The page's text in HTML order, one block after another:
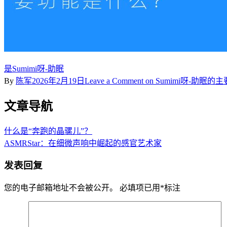
是Sumimi呀-助眠
By 陈军2026年2月19日 Leave a Comment on Sumimi呀-助眠的主
文章导航
什么是“奔跑的晶骡儿”？
ASMRStar：在细微声响中崛起的感官艺术家
发表回复
您的电子邮箱地址不会被公开。 必填项已用 *标注